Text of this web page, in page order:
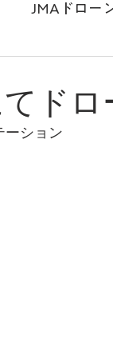
JMAドロー
ドローンショ
ドロ
ーション